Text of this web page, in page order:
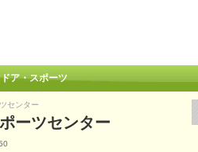
ア・スポーツ
センター
ーツセンター
50